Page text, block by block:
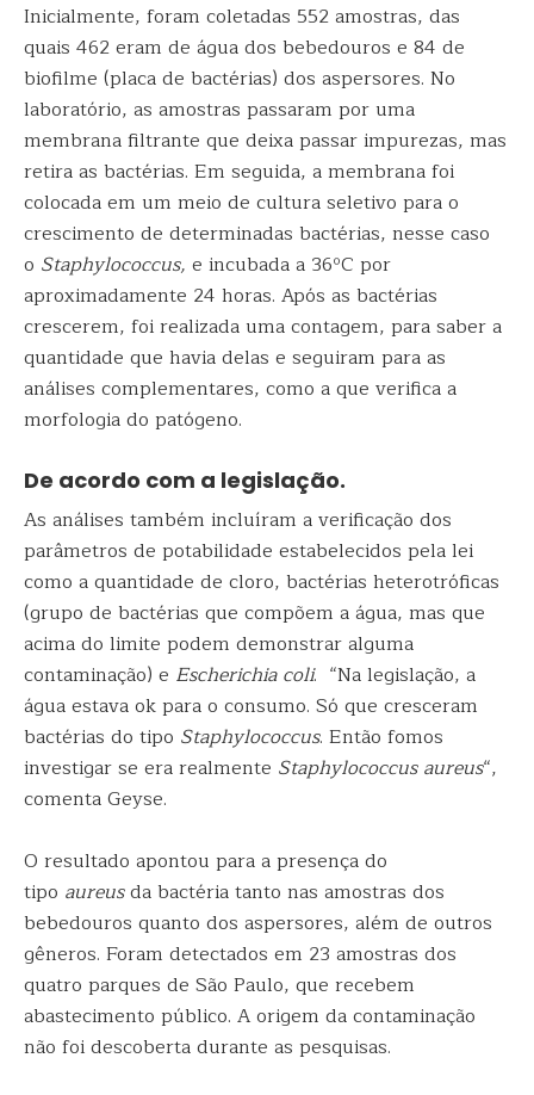
Inicialmente, foram coletadas 552 amostras, das
quais 462 eram de água dos bebedouros e 84 de
biofilme (placa de bactérias) dos aspersores. No
laboratório, as amostras passaram por uma
membrana filtrante que deixa passar impurezas, mas
retira as bactérias. Em seguida, a membrana foi
colocada em um meio de cultura seletivo para o
crescimento de determinadas bactérias, nesse caso
o Staphylococcus, e incubada a 36ºC por
aproximadamente 24 horas. Após as bactérias
crescerem, foi realizada uma contagem, para saber a
quantidade que havia delas e seguiram para as
análises complementares, como a que verifica a
morfologia do patógeno.
De acordo com a legislação.
As análises também incluíram a verificação dos
parâmetros de potabilidade estabelecidos pela lei
como a quantidade de cloro, bactérias heterotróficas
(grupo de bactérias que compõem a água, mas que
acima do limite podem demonstrar alguma
contaminação) e Escherichia coli. “Na legislação, a
água estava ok para o consumo. Só que cresceram
bactérias do tipo Staphylococcus. Então fomos
investigar se era realmente Staphylococcus aureus“,
comenta Geyse.
O resultado apontou para a presença do
tipo aureusda bactéria tanto nas amostras dos
bebedouros quanto dos aspersores, além de outros
gêneros. Foram detectados em 23 amostras dos
quatro parques de São Paulo, que recebem
abastecimento público. A origem da contaminação
não foi descoberta durante as pesquisas.